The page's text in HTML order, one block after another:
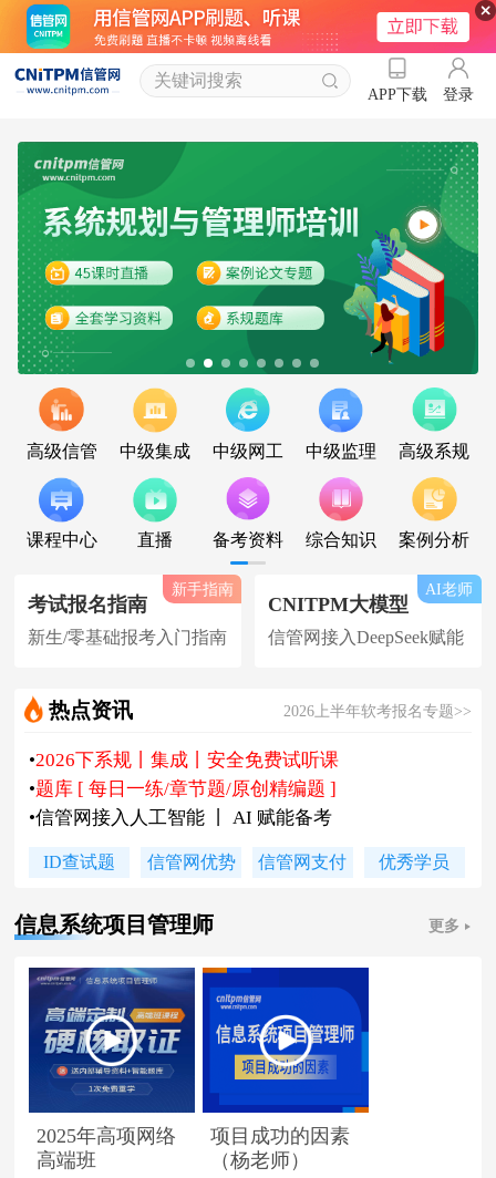
APP下载 登录
高级信管 中级集成 中级网工 中级监理 高级系规
课程中心 直播 备考资料 综合知识 案例分析
考试报名指南
新生/零基础报考入门指南
新手指南
CNITPM大模型
信管网接入DeepSeek赋能
AI老师
热点资讯 2026上半年软考报名专题>>
•2026下系规丨集成丨安全免费试听课
•题库 [ 每日一练/章节题/原创精编题 ]
•信管网接入人工智能 丨 AI 赋能备考
信管网软考讲师合作招聘(全职/兼职)
•2026上半年软考证书领取时间及通知
ID查试题 信管网优势 信管网支付 优秀学员
信息系统项目管理师 更多
2025年高项网络
高端班
项目成功的因素
（杨老师）